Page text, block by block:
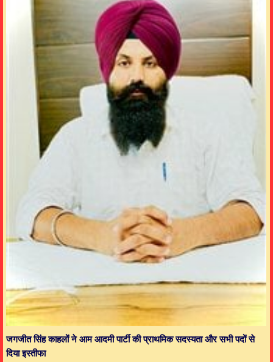
जगजीत सिंह काहलों ने आम आदमी पार्टी की प्राथमिक सदस्यता और सभी पदों से
दिया इस्तीफा